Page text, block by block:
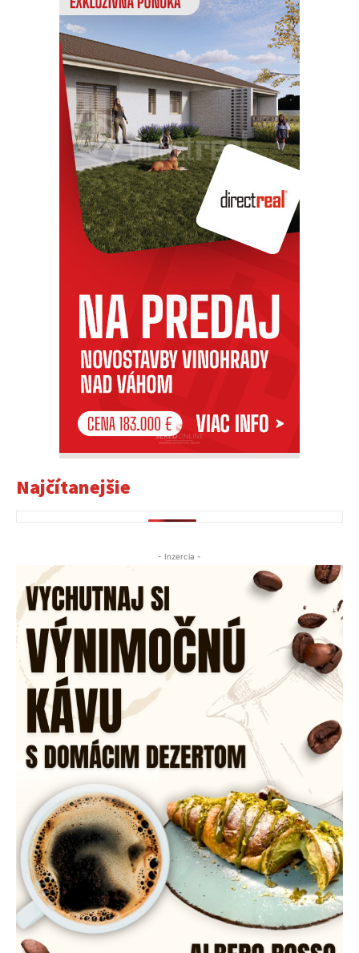
Najčítanejšie
- Inzercia -